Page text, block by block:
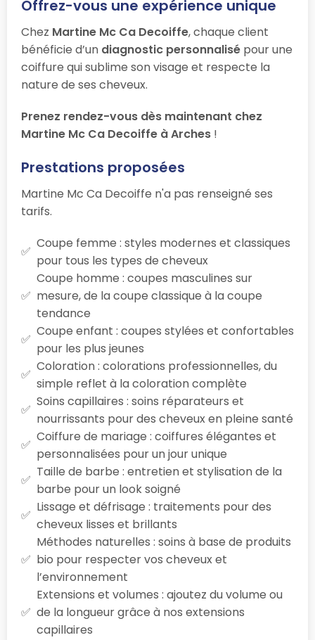
Offrez-vous une expérience unique
Chez Martine Mc Ca Decoiffe, chaque client
bénéficie d’un diagnostic personnalisé pour une
coiffure qui sublime son visage et respecte la
nature de ses cheveux.
Prenez rendez-vous dès maintenant chez
Martine Mc Ca Decoiffe à Arches !
Prestations proposées
Martine Mc Ca Decoiffe n'a pas renseigné ses
tarifs.
Coupe femme : styles modernes et classiques
pour tous les types de cheveux
Coupe homme : coupes masculines sur
mesure, de la coupe classique à la coupe
tendance
Coupe enfant : coupes stylées et confortables
pour les plus jeunes
Coloration : colorations professionnelles, du
simple reflet à la coloration complète
Soins capillaires : soins réparateurs et
nourrissants pour des cheveux en pleine santé
Coiffure de mariage : coiffures élégantes et
personnalisées pour un jour unique
Taille de barbe : entretien et stylisation de la
barbe pour un look soigné
Lissage et défrisage : traitements pour des
cheveux lisses et brillants
Méthodes naturelles : soins à base de produits
bio pour respecter vos cheveux et
l’environnement
Extensions et volumes : ajoutez du volume ou
de la longueur grâce à nos extensions
capillaires